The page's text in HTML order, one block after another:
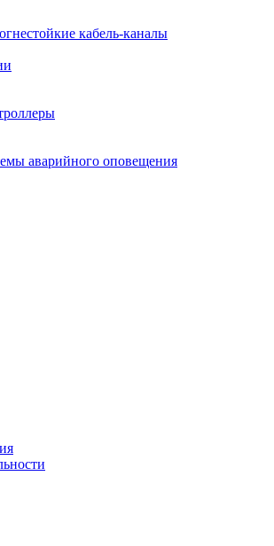
кабель-каналы
аварийного оповещения